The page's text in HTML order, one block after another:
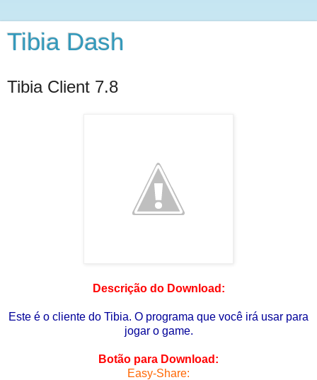
Tibia Dash
Tibia Client 7.8
Descrição do Download:
Este é o cliente do Tibia. O programa que você irá usar para
jogar o game.
Botão para Download:
Easy-Share: